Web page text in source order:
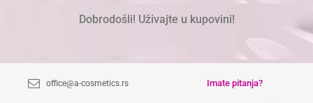
Dobrodošli! Uživajte u kupovini!
office@a-cosmetics.rs Imate pitanja?